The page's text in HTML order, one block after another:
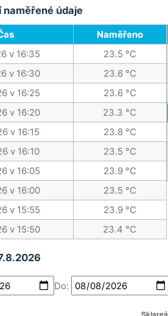
naměřené údaje
Naměřeno
v 16:35
23.5 °C
v 16:30
23.6 °C
v 16:25
23.6 °C
v 16:20
23.3 °C
v 16:15
23.8 °C
v 16:10
23.5 °C
v 16:05
23.9 °C
v 16:00
23.5 °C
v 15:55
23.9 °C
v 15:50
23.4 °C
Do: